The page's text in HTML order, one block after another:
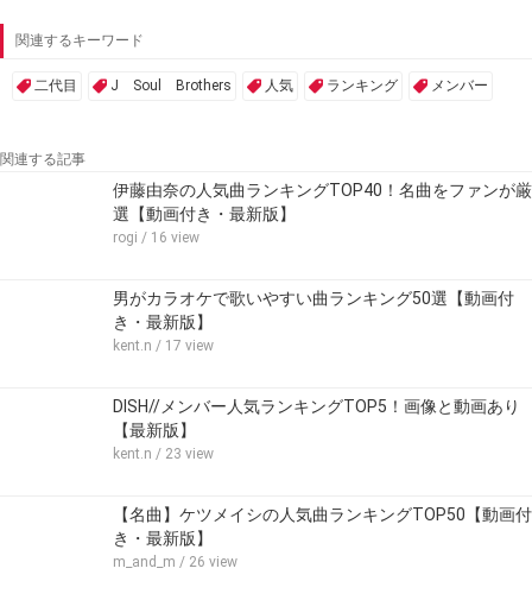
関連するキーワード
二代目 J Soul Brothers 人気 ランキング メンバー
関連する記事
伊藤由奈の人気曲ランキングTOP40！名曲をファンが厳
選【動画付き・最新版】
rogi / 16 view
男がカラオケで歌いやすい曲ランキング50選【動画付
き・最新版】
kent.n / 17 view
DISH//メンバー人気ランキングTOP5！画像と動画あり
【最新版】
kent.n / 23 view
【名曲】ケツメイシの人気曲ランキングTOP50【動画付
き・最新版】
m_and_m / 26 view